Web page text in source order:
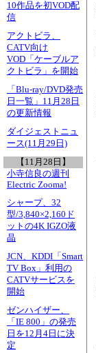
10作品を初VOD配
信
アクトビラ、
CATV向け
VOD「ケーブルア
クトビラ」を開始
「Blu-ray/DVD発売
日一覧」11月28日
の更新情報
ダイジェストニュ
ース(11月29日)
【11月28日】
小寺信良の週刊
Electric Zooma!
シャープ、32
型/3,840×2,160ド
ットの4K IGZO液
晶
JCN、KDDI「Smart
TV Box」利用の
CATVサービスを
開始
ゼンハイザー、
「IE 800」の発売
日を12月4日に決
定